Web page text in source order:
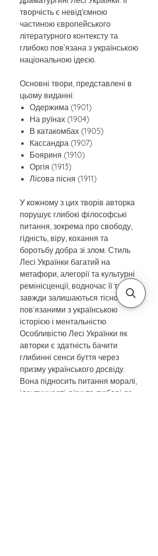
творчість є невід'ємною
частиною європейського
літературного контексту та
глибоко пов’язана з українською
національною ідеєю.
Основні твори, представлені в
цьому виданні:
Одержима (1901)
На руїнах (1904)
В катакомбах (1905)
Кассандра (1907)
Бояриня (1910)
Оргія (1913)
Лісова пісня (1911)
У кожному з цих творів авторка
порушує глибокі філософські
питання, зокрема про свободу,
гідність, віру, кохання та
боротьбу добра зі злом. Стиль
Лесі Українки багатий на
метафори, алегорії та культурні
ремінісценції, водночас її тексти
завжди залишаються тісно
пов’язаними з українською
історією і ментальністю.
Особливістю Лесі Українки як
авторки є здатність бачити
глибинні сенси буття через
призму українського досвіду.
Вона підносить питання моралі,
ідентичності, віри та любові до